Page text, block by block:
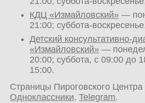
КДЦ «Измайловский» —
21:00; суббота-
Детский консультативно-
«Измайловский» —
20:00; суббота, с 09:00 до
15:00.
Страницы Пироговского Центра
Одноклассники, Telegram.